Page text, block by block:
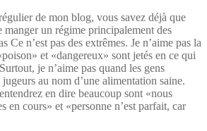
de mon blog, vous savez déjà que
manger un régime principalement des
Ce n’est pas des extrêmes. Je n’aime pas la
et «dangereux» sont jetés en ce qui
je n’aime pas quand les gens
au nom d’une alimentation saine.
en dire beaucoup sont «nous
en cours» et «personne n’est parfait, car